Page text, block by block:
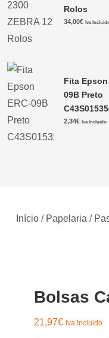
Rolos
34,00€ Iva
Fita Epson
09B Preto
2,34€ Iva Incluido
Início/ Papelaria /
Bolsas
21,97€ Iva Incluido